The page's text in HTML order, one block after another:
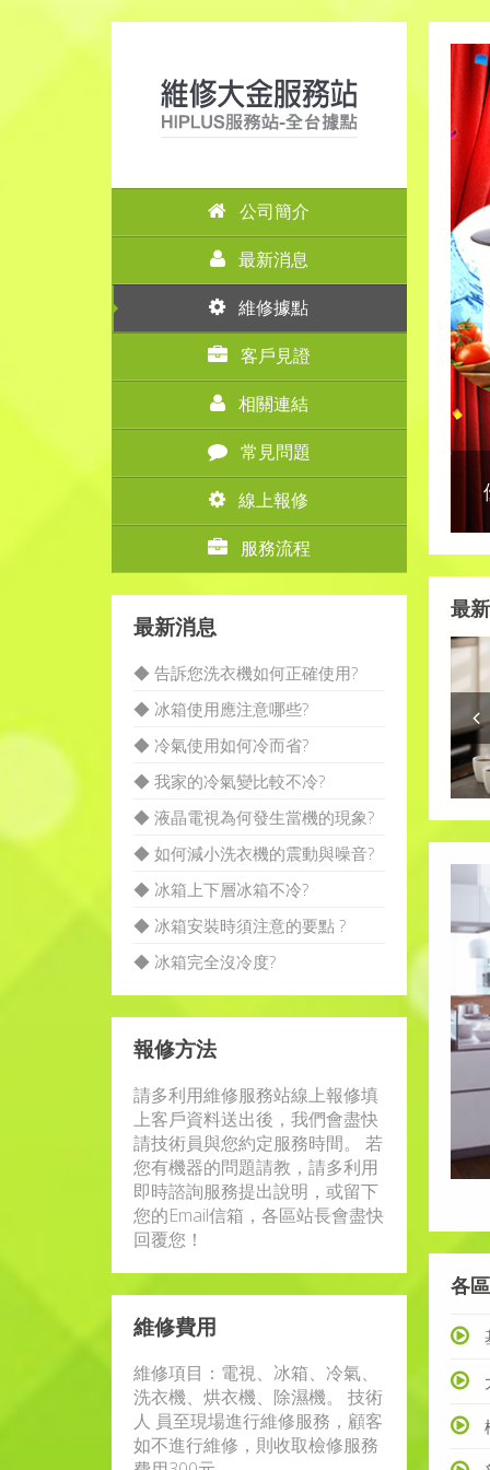
公司簡介
最新消息
維修據點
客戶見證
相關連結
常見問題
線上報修
服務流程
最新消息
◆ 告訴您洗衣機如何正確使用?
◆ 冰箱使用應注意哪些?
◆ 冷氣使用如何冷而省?
◆ 我家的冷氣變比較不冷?
◆ 液晶電視為何發生當機的現象?
◆ 如何減小洗衣機的震動與噪音?
◆ 冰箱上下層冰箱不冷?
◆ 冰箱安裝時須注意的要點 ?
◆ 冰箱完全沒冷度?
報修方法
請多利用維修服務站線上報修填
上客戶資料送出後，我們會盡快
請技術員與您約定服務時間。 若
您有機器的問題請教，請多利用
即時諮詢服務提出說明，或留下
您的Email信箱，各區站長會盡快
回覆您！
維修費用
維修項目：電視、冰箱、冷氣、
洗衣機、烘衣機、除濕機。 技術
人 員至現場進行維修服務，顧客
如不進行維修，則收取檢修服務
最
各